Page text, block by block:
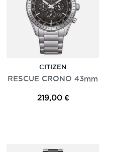
CITIZEN
RESCUE CRONO 43mm
219,00 €